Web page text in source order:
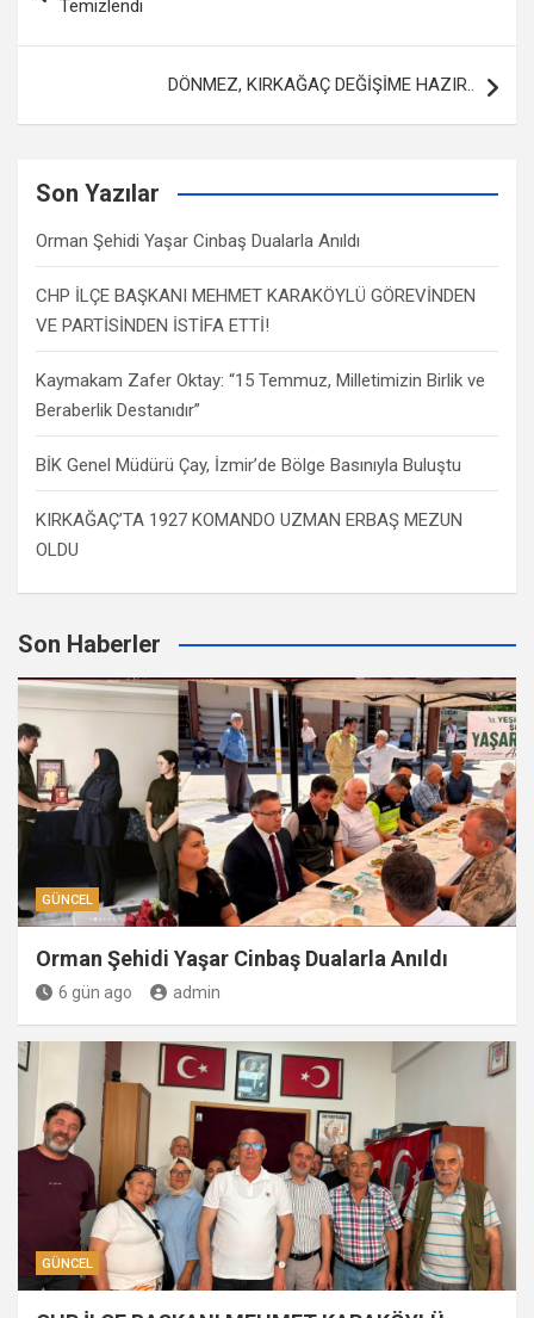
Temizlendi
DÖNMEZ, KIRKAĞAÇ DEĞİŞİME HAZIR..
Son Yazılar
Orman Şehidi Yaşar Cinbaş Dualarla Anıldı
CHP İLÇE BAŞKANI MEHMET KARAKÖYLÜ GÖREVİNDEN
VE PARTİSİNDEN İSTİFA ETTİ!
Kaymakam Zafer Oktay: “15 Temmuz, Milletimizin Birlik ve
Beraberlik Destanıdır”
BİK Genel Müdürü Çay, İzmir’de Bölge Basınıyla Buluştu
KIRKAĞAÇ’TA 1927 KOMANDO UZMAN ERBAŞ MEZUN
OLDU
Son Haberler
GÜNCEL
Orman Şehidi Yaşar Cinbaş Dualarla Anıldı
6 gün ago admin
GÜNCEL